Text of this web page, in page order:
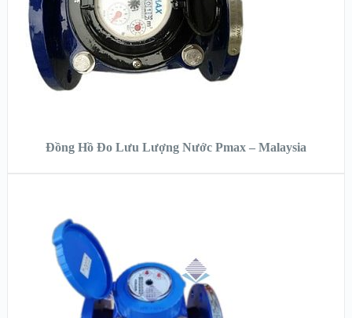
Đồng Hồ Đo Lưu Lượng Nước Pmax – Malaysia
XEM CHI TIẾT